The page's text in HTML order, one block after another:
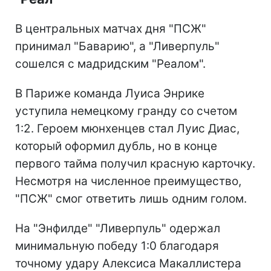
В центральных матчах дня "ПСЖ"
принимал "Баварию", а "Ливерпуль"
сошелся с мадридским "Реалом".
В Париже команда Луиса Энрике
уступила немецкому гранду со счетом
1:2. Героем мюнхенцев стал Луис Диас,
который оформил дубль, но в конце
первого тайма получил красную карточку.
Несмотря на численное преимущество,
"ПСЖ" смог ответить лишь одним голом.
На "Энфилде" "Ливерпуль" одержал
минимальную победу 1:0 благодаря
точному удару Алексиса Макаллистера